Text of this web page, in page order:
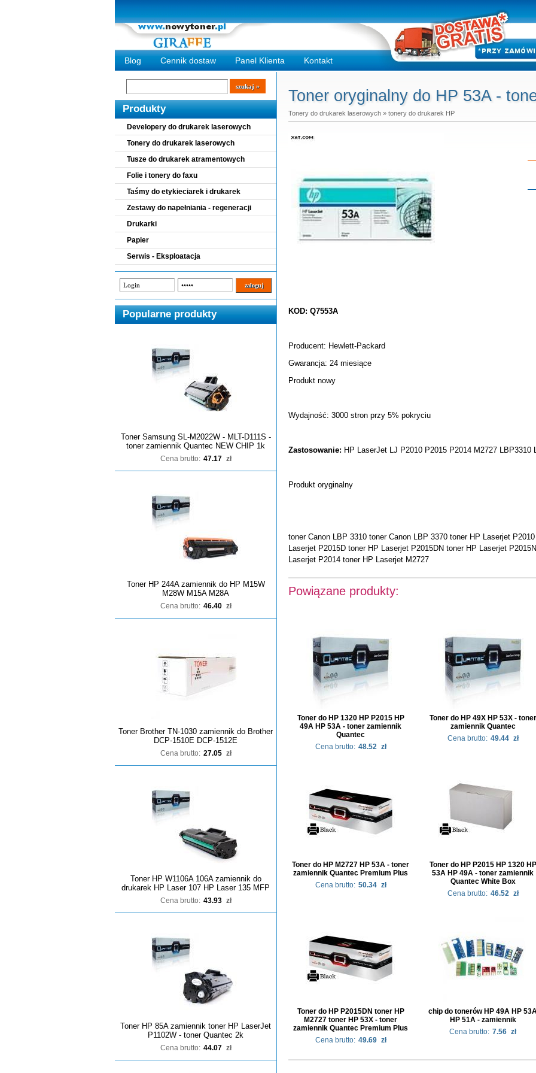
Blog Cennik dostaw Panel Klienta Kontakt
Wyszukiwarka
szukaj
Produkty
Developery do drukarek laserowych
Tonery do drukarek laserowych
Tusze do drukarek atramentowych
Folie i tonery do faxu
Taśmy do etykieciarek i drukarek
Zestawy do napełniania - regeneracji
Drukarki
Papier
Serwis - Eksploatacja
Popularne produkty
Toner Samsung SL-M2022W - MLT-D111S -
toner zamiennik Quantec NEW CHIP 1k
Cena brutto: 47.17 zł
Toner HP 244A zamiennik do HP M15W
M28W M15A M28A
Cena brutto: 46.40 zł
Toner Brother TN-1030 zamiennik do Brother
DCP-1510E DCP-1512E
Cena brutto: 27.05 zł
Toner HP W1106A 106A zamiennik do
drukarek HP Laser 107 HP Laser 135 MFP
Cena brutto: 43.93 zł
Toner HP 85A zamiennik toner HP LaserJet
P1102W - toner Quantec 2k
Cena brutto: 44.07 zł
Toner oryginalny do HP 53A -
Tonery do drukarek laserowych » tonery do drukarek HP
KOD: Q7553A
Producent: Hewlett-Packard
Gwarancja: 24 miesiące
Produkt nowy
Wydajność: 3000 stron przy 5% pokryciu
Zastosowanie: HP LaserJet LJ P2010 P2015 P2014 M2727 LBP3310
Produkt oryginalny
toner Canon LBP 3310 toner Canon LBP 3370 toner HP Laserjet
Laserjet P2015D toner HP Laserjet P2015DN toner HP Laserjet
Laserjet P2014 toner HP Laserjet M2727
Powiązane produkty:
Toner do HP 1320 HP P2015 HP
49A HP 53A - toner zamiennik
Quantec
Cena brutto: 48.52 zł
Toner do HP 49X HP 53X - toner
zamiennik Quantec
Cena brutto: 49.44 zł
Toner do HP M2727 HP 53A - toner
zamiennik Quantec Premium Plus
Cena brutto: 50.34 zł
Toner do HP P2015 HP 1320 HP
53A HP 49A - toner zamiennik
Quantec White Box
Cena brutto: 46.52 zł
Toner do HP P2015DN toner HP
M2727 toner HP 53X - toner
zamiennik Quantec Premium Plus
Cena brutto: 49.69 zł
chip do tonerów HP 49A HP
HP 51A - zamiennik
Cena brutto: 7.56 zł